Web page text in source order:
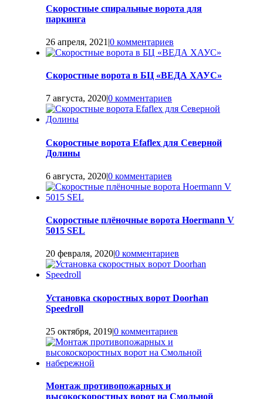
Скоростные спиральные ворота для
паркинга
26 апреля, 2021 |0 комментариев
Скоростные ворота в БЦ «ВЕДА ХАУС»
7 августа, 2020|0 комментариев
Скоростные ворота Efaflex для Северной
Долины
6 августа, 2020|0 комментариев
Скоростные плёночные ворота Hoermann V
5015 SEL
20 февраля, 2020|0 комментариев
Установка скоростных ворот Doorhan
Speedroll
25 октября, 2019|0 комментариев
Монтаж противопожарных и
высокоскоростных ворот на Смольной